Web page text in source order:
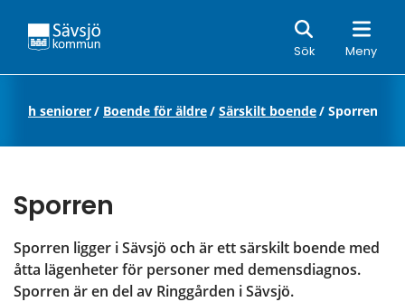
Sök Meny
Sök
och seniorer/ Boende för äldre/ Särskilt boende/ Sporren
Sporren
Sporren ligger i Sävsjö och är ett särskilt boende med
åtta lägenheter för personer med demensdiagnos.
Sporren är en del av Ringgården i Sävsjö.